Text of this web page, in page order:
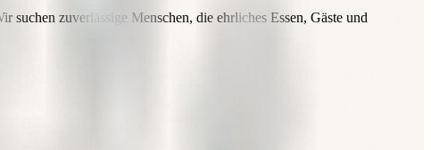
suchen zuverlässige Menschen, die ehrliches Essen, Gäste und